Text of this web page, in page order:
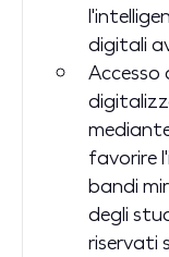
digitali
favorire
bandi
degli
riservati